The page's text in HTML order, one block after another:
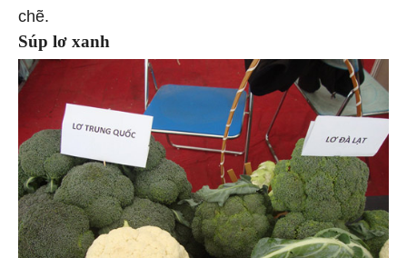
chẽ.
Súp lơ xanh